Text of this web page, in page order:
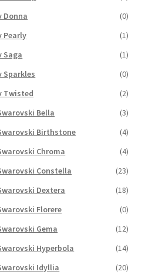
Donna
(0)
Pearly
(1)
Saga
(1)
Sparkles
(0)
Twisted
(2)
Bella
(3)
Birthstone
(4)
Chroma
(4)
Constella
(23)
Dextera
(18)
Florere
(0)
Gema
(12)
Hyperbola
(14)
Idyllia
(20)